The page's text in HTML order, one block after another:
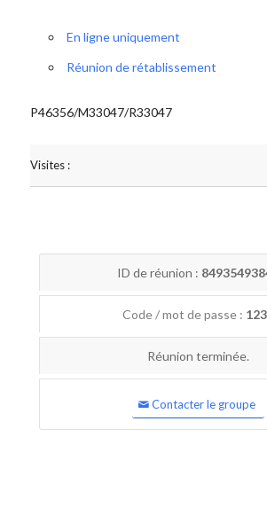
En ligne uniquement
Réunion de rétablissement
P46356/M33047/R33047
Visites :
ID de réunion :
Code / mot de passe :
Réunion terminée.
Contacter le groupe